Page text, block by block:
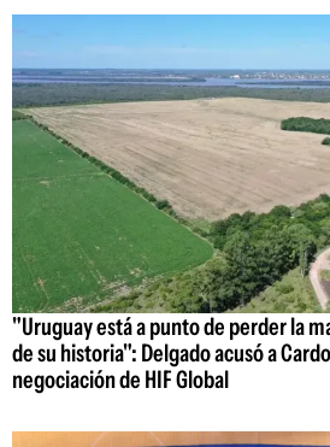
"Uruguay está a punto de perder la
de su historia": Delgado acusó a
negociación de HIF Global